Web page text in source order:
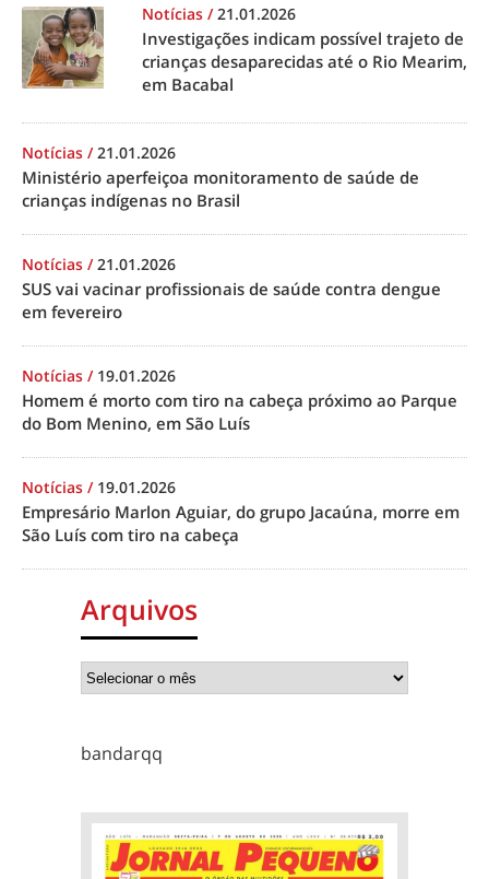
Notícias /21.01.2026
Investigações indicam possível trajeto de
crianças desaparecidas até o Rio Mearim,
em Bacabal
Notícias /21.01.2026
Ministério aperfeiçoa monitoramento de saúde de
crianças indígenas no Brasil
Notícias /21.01.2026
SUS vai vacinar profissionais de saúde contra dengue
em fevereiro
Notícias / 19.01.2026
Homem é morto com tiro na cabeça próximo ao Parque
do Bom Menino, em São Luís
Notícias / 19.01.2026
Empresário Marlon Aguiar, do grupo Jacaúna, morre em
São Luís com tiro na cabeça
Arquivos
bandarqq